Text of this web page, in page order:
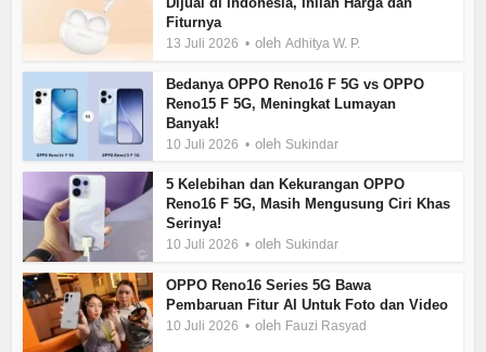
Fiturnya
13 Juli 2026 olehAdhitya W. P.
Bedanya OPPO Reno16 F 5G vs OPPO
Reno15 F 5G, Meningkat Lumayan
Banyak!
10 Juli 2026 oleh Sukindar
5 Kelebihan dan Kekurangan OPPO
Reno16 F 5G, Masih Mengusung Ciri Khas
Serinya!
10 Juli 2026 oleh Sukindar
OPPO Reno16 Series 5G Bawa
Pembaruan Fitur AI Untuk Foto dan Video
10 Juli 2026 oleh Fauzi Rasyad